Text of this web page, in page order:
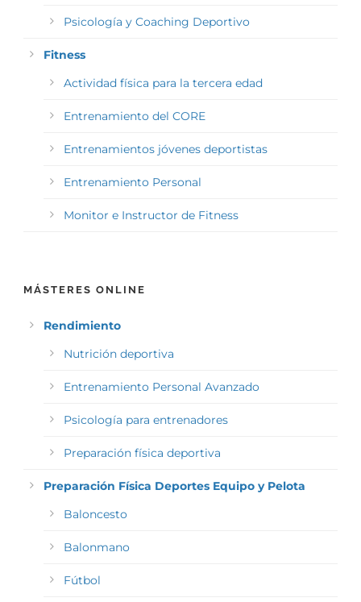
Psicología y Coaching Deportivo
Fitness
Actividad física para la tercera edad
Entrenamiento del CORE
Entrenamientos jóvenes deportistas
Entrenamiento Personal
Monitor e Instructor de Fitness
MÁSTERES ONLINE
Rendimiento
Nutrición deportiva
Entrenamiento Personal Avanzado
Psicología para entrenadores
Preparación física deportiva
Preparación Física Deportes Equipo y Pelota
Baloncesto
Balonmano
Fútbol